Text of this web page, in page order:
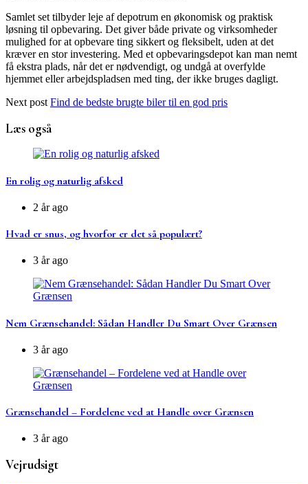
Samlet set tilbyder leje af depotrum en økonomisk og praktisk
løsning til opbevaring. Det giver både private og virksomheder
mulighed for at opbevare ting sikkert og fleksibelt, uden at det
kræver en stor investering. Med et opbevaringsdepot kan man nemt
få ekstra plads, når det er nødvendigt, og undgå at overfylde
hjemmet eller arbejdspladsen med ting, der ikke bruges dagligt.
Next post Find de bedste brugte biler til en god pris
Læs også
En rolig og naturlig afsked
2 år ago
Hvad er snus, og hvorfor er det så populært?
3 år ago
Nem Grænsehandel: Sådan Handler Du Smart Over Grænsen
3 år ago
Grænsehandel – Fordelene ved at Handle over Grænsen
3 år ago
Vejrudsigt